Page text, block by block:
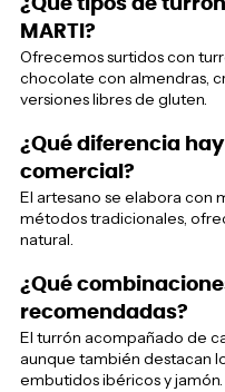
¿Qué tipos de
MARTI?
Ofrecemos surtidos con
chocolate con almendras,
versiones libres de gluten.
¿Qué diferencia
comercial?
El artesano se elabora con
métodos tradicionales,
natural.
¿Qué
recomendadas?
El turrón acompañado de
aunque también destacan
embutidos ibéricos y jamón.